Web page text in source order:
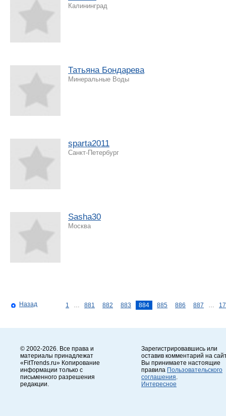
Калининград
Татьяна Бондарева
Минеральные Воды
sparta2011
Санкт-Петербург
Sasha30
Москва
Назад 1 881 882 883 884 885 886 887
© 2002-2026. Все права и
материалы принадлежат
«FitTrends.ru» Копирование
информации только с
письменного разрешения
редакции.
Зарегистрировавшись или
оставив комментарий на
Вы принимаете настоящие
правила Пользовательского
соглашения
Интересное